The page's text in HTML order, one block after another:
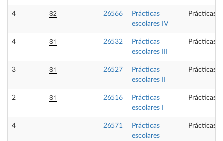
4 S2 26566
Prácticas
escolares IV
Prácticas
4 S1 26532
Prácticas
escolares III
Prácticas
3 S1 26527
Prácticas
escolares II
Prácticas
2 S1 26516
Prácticas
escolares I
Prácticas
4 26571
Prácticas
escolares
Prácticas